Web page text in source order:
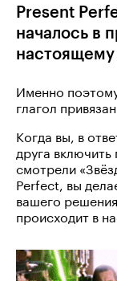
Present
началось в
Именно
глагол
Когда вы, в
друга
смотрели
Perfect, вы
вашего
происходит в